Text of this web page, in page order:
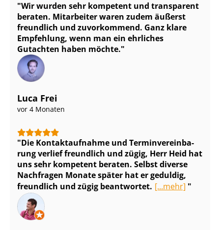
Wir wurden sehr kompetent und transparent
beraten. Mitarbeiter waren zudem äußerst
freundlich und zuvorkommend. Ganz klare
Empfehlung, wenn man ein ehrliches
Gutachten haben möchte.
Luca Frei
vor 4 Monaten
Die Kontaktaufnahme und Ter­min­ver­ein­ba­
rung verlief freundlich und zügig, Herr Heid hat
uns sehr kompetent beraten. Selbst diverse
Nachfragen Monate später hat er geduldig,
freundlich und zügig beantwortet. [...mehr]